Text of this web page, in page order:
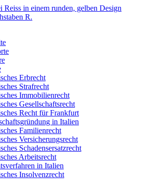
Erbrecht
Strafrecht
Immobilienrecht
Gesellschaftsrecht
Recht für Frankfurt
in Italien
Familienrecht
Versicherungsrecht
Schadensersatzrecht
Arbeitsrecht
in Italien
Insolvenzrecht